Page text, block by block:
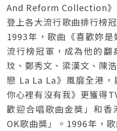
And Reform Collection》
登上各大流行歌曲排行榜
1993年，歌曲《喜歡妳
流行榜冠軍，成為他的翻
玟、鄭秀文、梁漢文、陳
戀 La La La》風靡全港
你心裡有沒有我》更獲得
歡迎合唱歌曲金獎」和香
OK歌曲獎」。1996年，